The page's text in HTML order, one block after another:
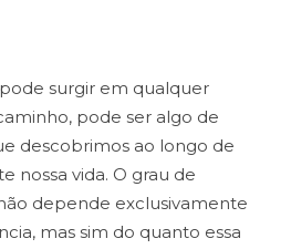
surgir em qualquer
pode ser algo de
descobrimos ao longo de
nossa vida. O grau de
depende exclusivamente
mas sim do quanto essa